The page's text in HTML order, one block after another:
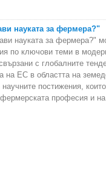
науката за фермера?"
науката за фермера?"
по ключови теми в
с глобалните
на ЕС в областта на
постижения, които
професия и